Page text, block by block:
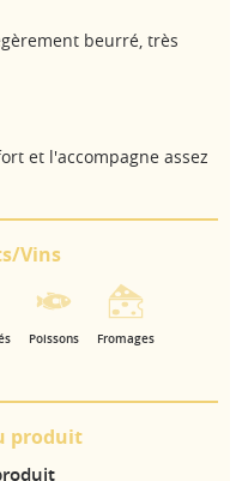
beurré, très
et l'accompagne assez
Vins
Poissons Fromages
produit